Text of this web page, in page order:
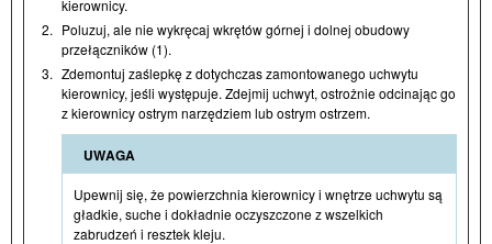
kierownicy.
2. Poluzuj, ale nie wykręcaj wkrętów górnej i dolnej obudowy
przełączników (1).
3. Zdemontuj zaślepkę z dotychczas zamontowanego uchwytu
kierownicy, jeśli występuje. Zdejmij uchwyt, ostrożnie odcinając go
z kierownicy ostrym narzędziem lub ostrym ostrzem.
UWAGA
Upewnij się, że powierzchnia kierownicy i wnętrze uchwytu są
gładkie, suche i dokładnie oczyszczone z wszelkich
zabrudzeń i resztek kleju.